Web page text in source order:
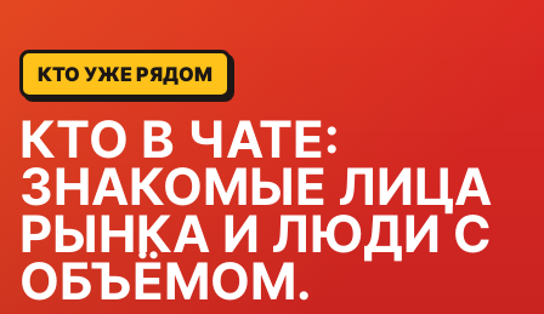
КТО УЖЕ РЯДОМ
КТО В ЧАТЕ:
ЗНАКОМЫЕ ЛИЦА
РЫНКА И ЛЮДИ С
ОБЪЁМОМ.